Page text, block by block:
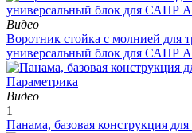
Видео
Воротник стойка с молнией для
универсальный блок для САПР
Видео
1
Панама, базовая конструкция